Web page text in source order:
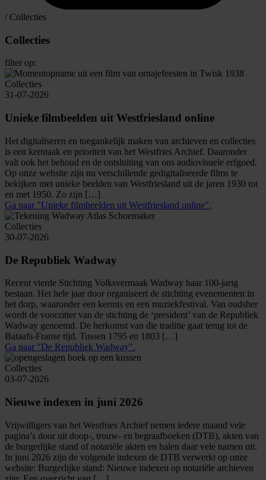
/ Collecties
Collecties
filter op:
Collecties
31-07-2026
Unieke filmbeelden uit Westfriesland online
Het digitaliseren en toegankelijk maken van archieven en collecties
is een kerntaak en prioriteit van het Westfries Archief. Daaronder
valt ook het behoud en de ontsluiting van ons audiovisuele erfgoed.
Op onze website zijn nu verschillende gedigitaliseerde films te
bekijken met unieke beelden van Westfriesland uit de jaren 1930 tot
en met 1950. Zo zijn […]
Ga naar "Unieke filmbeelden uit Westfriesland online".
Collecties
30-07-2026
De Republiek Wadway
Recent vierde Stichting Volksvermaak Wadway haar 100-jarig
bestaan. Het hele jaar door organiseert de stichting evenementen in
het dorp, waaronder een kermis en een muziekfestival. Van oudsher
wordt de voorzitter van de stichting de ‘president’ van de Republiek
Wadway genoemd. De herkomst van die traditie gaat terug tot de
Bataafs-Franse tijd. Tussen 1795 en 1803 […]
Ga naar "De Republiek Wadway".
Collecties
03-07-2026
Nieuwe indexen in juni 2026
Vrijwilligers van het Westfries Archief nemen iedere maand vele
pagina’s door uit doop-, trouw- en begraafboeken (DTB), akten van
de burgerlijke stand of notariële akten en halen daar vele namen uit.
In juni 2026 zijn de volgende indexen de DTB verwerkt op onze
website: Burgerlijke stand: Nieuwe indexen op notariële archieven